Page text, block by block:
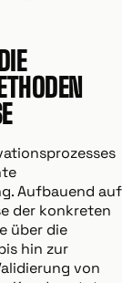
Aufbauend auf
der konkreten
über die
hin zur
von